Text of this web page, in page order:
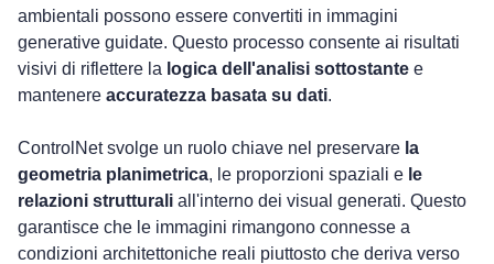
ambientali possono essere convertiti in immagini
generative guidate. Questo processo consente ai risultati
visivi di riflettere la logica dell'analisi sottostante e
mantenere accuratezza basata su dati.
ControlNet svolge un ruolo chiave nel preservare la
geometria planimetrica, le proporzioni spaziali e le
relazioni strutturali all'interno dei visual generati. Questo
garantisce che le immagini rimangono connesse a
condizioni architettoniche reali piuttosto che deriva verso